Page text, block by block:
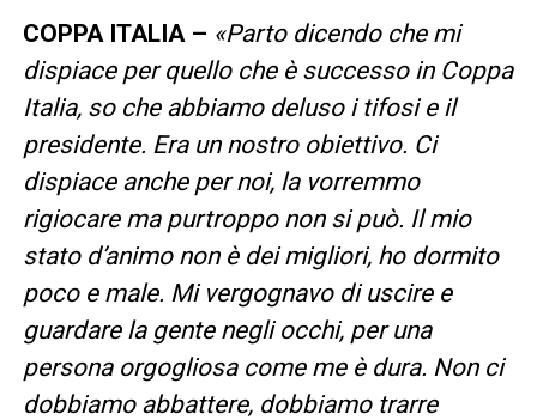
COPPA ITALIA – «Parto dicendo che mi
dispiace per quello che è successo in Coppa
Italia, so che abbiamo deluso i tifosi e il
presidente. Era un nostro obiettivo. Ci
dispiace anche per noi, la vorremmo
rigiocare ma purtroppo non si può. Il mio
stato d’animo non è dei migliori, ho dormito
poco e male. Mi vergognavo di uscire e
guardare la gente negli occhi, per una
persona orgogliosa come me è dura. Non ci
dobbiamo abbattere, dobbiamo trarre